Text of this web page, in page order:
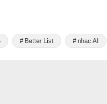
Better List nhạc AI